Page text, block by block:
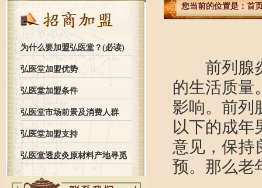
为什么要加盟弘医堂？(必读)
弘医堂加盟优势
弘医堂加盟条件
弘医堂市场前景及消费人群
弘医堂加盟支持
弘医堂透皮灸原材料产地寻觅
之旅全记录
您当前的位置是： 首
前列腺炎
的生活质量
影响。前列
以下的成年
意见，保持
预。那么老